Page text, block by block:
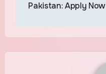
Pakistan: Apply Now